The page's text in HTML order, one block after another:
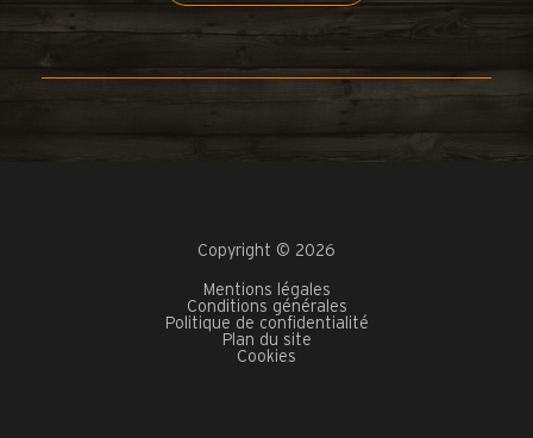
Copyright © 2026
Mentions légales
Conditions générales
Politique de confidentialité
Plan du site
Cookies